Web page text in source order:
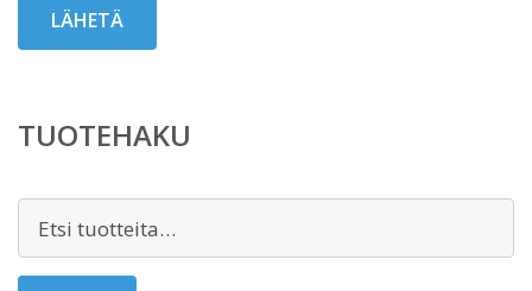
TUOTEHAKU